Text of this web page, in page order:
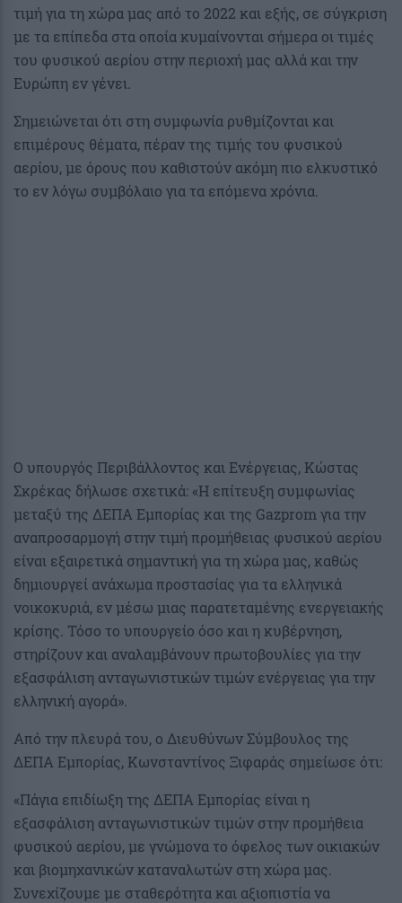
τιμή για τη χώρα μας από το 2022 και εξής, σε σύγκριση
με τα επίπεδα στα οποία κυμαίνονται σήμερα οι τιμές
του φυσικού αερίου στην περιοχή μας αλλά και την
Ευρώπη εν γένει.
Σημειώνεται ότι στη συμφωνία ρυθμίζονται και
επιμέρους θέματα, πέραν της τιμής του φυσικού
αερίου, με όρους που καθιστούν ακόμη πιο ελκυστικό
το εν λόγω συμβόλαιο για τα επόμενα χρόνια.
Ο υπουργός Περιβάλλοντος και Ενέργειας, Κώστας
Σκρέκας δήλωσε σχετικά: «Η επίτευξη συμφωνίας
μεταξύ της ΔΕΠΑ Εμπορίας και της Gazprom για την
αναπροσαρμογή στην τιμή προμήθειας φυσικού αερίου
είναι εξαιρετικά σημαντική για τη χώρα μας, καθώς
δημιουργεί ανάχωμα προστασίας για τα ελληνικά
νοικοκυριά, εν μέσω μιας παρατεταμένης ενεργειακής
κρίσης. Τόσο το υπουργείο όσο και η κυβέρνηση,
στηρίζουν και αναλαμβάνουν πρωτοβουλίες για την
εξασφάλιση ανταγωνιστικών τιμών ενέργειας για την
ελληνική αγορά».
Από την πλευρά του, ο Διευθύνων Σύμβουλος της
ΔΕΠΑ Εμπορίας, Κωνσταντίνος Ξιφαράς σημείωσε ότι:
«Πάγια επιδίωξη της ΔΕΠΑ Εμπορίας είναι η
εξασφάλιση ανταγωνιστικών τιμών στην προμήθεια
φυσικού αερίου, με γνώμονα το όφελος των οικιακών
και βιομηχανικών καταναλωτών στη χώρα μας.
Συνεχίζουμε με σταθερότητα και αξιοπιστία να